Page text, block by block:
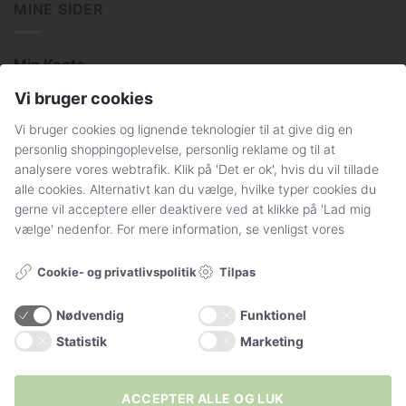
Min Konto
Få svar på dine spørgsmål
Handelsbetingelser og persondatapolitik
Sådan handler du hos Stylelegs.dk
FØLG OS
+20.000følgere
Vi bruger cookies
Vi bruger cookies og lignende teknologier til at give dig en
personlig shoppingoplevelse, personlig reklame og til at
analysere vores webtrafik. Klik på 'Det er ok', hvis du vil tillade
alle cookies. Alternativt kan du vælge, hvilke typer cookies du
gerne vil acceptere eller deaktivere ved at klikke på 'Lad mig
vælge' nedenfor. For mere information, se venligst vores
Cookie- og privatlivspolitik Tilpas
Nødvendig
Funktionel
Statistik
Marketing
ACCEPTER ALLE OG LUK